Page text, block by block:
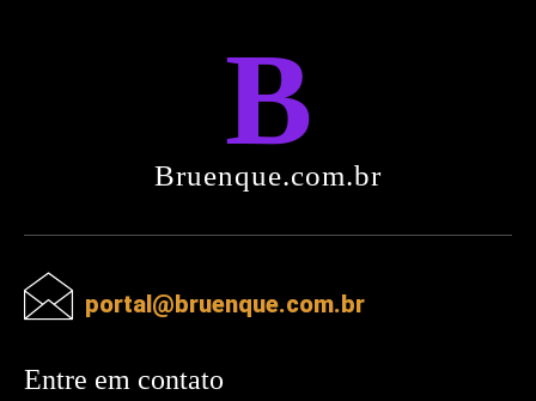
B
Bruenque.com.br
portal@bruenque.com.br
Entre em contato